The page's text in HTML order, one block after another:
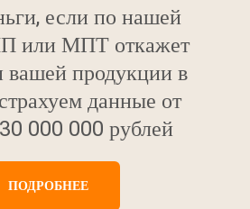
если по нашей
или МПТ откажет
вашей продукции в
данные от
000 000 рублей
ПОДРОБНЕЕ